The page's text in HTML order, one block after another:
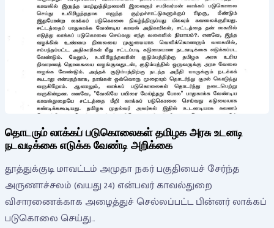
தொடரும் லாக்கப் படுகொலைகள் தமிழக அரசு உடனடி
நடவடிக்கை எடுக்க வேண்டி அறிக்கை
தூத்துக்குடி மாவட்டம் அமுதா நகர் பகுதியைச் சேர்ந்த
அருணாச்சலம் (வயது 24) என்பவர் காவல்துறை
விசாரணைக்காக அழைத்துச் செல்லப்பட்ட பின்னர் லாக்கப்
படுகொலை செய்து…